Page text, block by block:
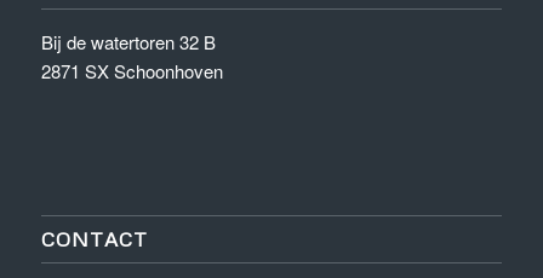
Bij de watertoren 32 B
2871 SX Schoonhoven
CONTACT